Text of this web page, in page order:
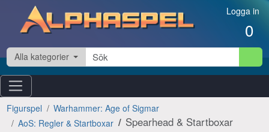
Hoppa till innehåll Logga in
0
Alla kategorier
Figurspel
Warhammer: Age of Sigmar
AoS: Regler & Startboxar
Spearhead & Startboxar